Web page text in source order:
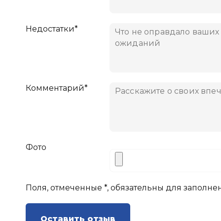
Недостатки*
Комментарий*
Фото
Поля, отмеченные *, обязательны для
Оставить отзыв